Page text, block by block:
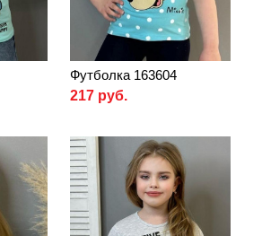
Футболка 163604
217 руб.